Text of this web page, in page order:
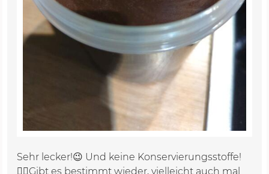
Sehr lecker!😉 Und keine Konservierungsstoffe!
👍🏻Gibt es bestimmt wieder, vielleicht auch mal